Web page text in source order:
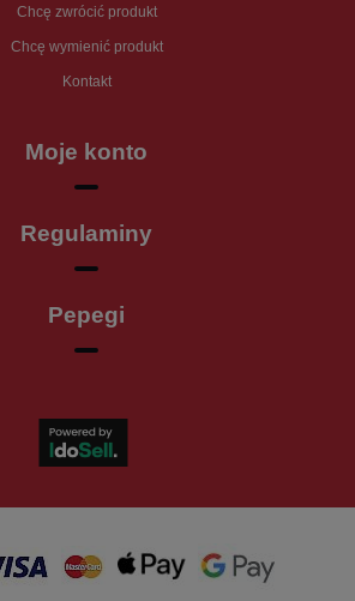
Chcę zwrócić produkt
Chcę wymienić produkt
Kontakt
Moje konto
Regulaminy
Pepegi